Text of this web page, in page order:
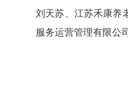
刘天苏、 江苏禾康养
服务运营管理有限公司